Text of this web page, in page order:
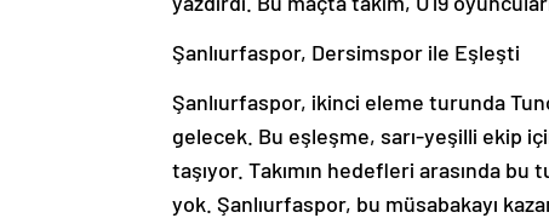
Şanlıurfaspor, Dersimspor ile Eşleşti
Şanlıurfaspor, ikinci eleme turunda
gelecek. Bu eşleşme, sarı-yeşilli ekip
taşıyor. Takımın hedefleri arasında
yok. Şanlıurfaspor, bu müsabakayı